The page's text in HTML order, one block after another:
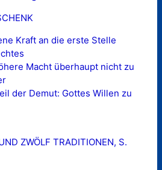
Kraft an die erste Stelle
Macht überhaupt nicht zu
der Demut: Gottes Willen zu
ZWÖLF TRADITIONEN, S.